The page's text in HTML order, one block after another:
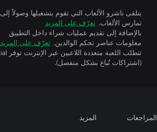
تمارس الألعاب. تعرّف على المزيد
بالإضافة إلى تقديم عمليات شراء داخل التطبيق
معلومات عناصر تحكم الوالدين. تعرّف على المزيد
(اشتراكات تُباع بشكل منفصل).
المراجعات المزيد